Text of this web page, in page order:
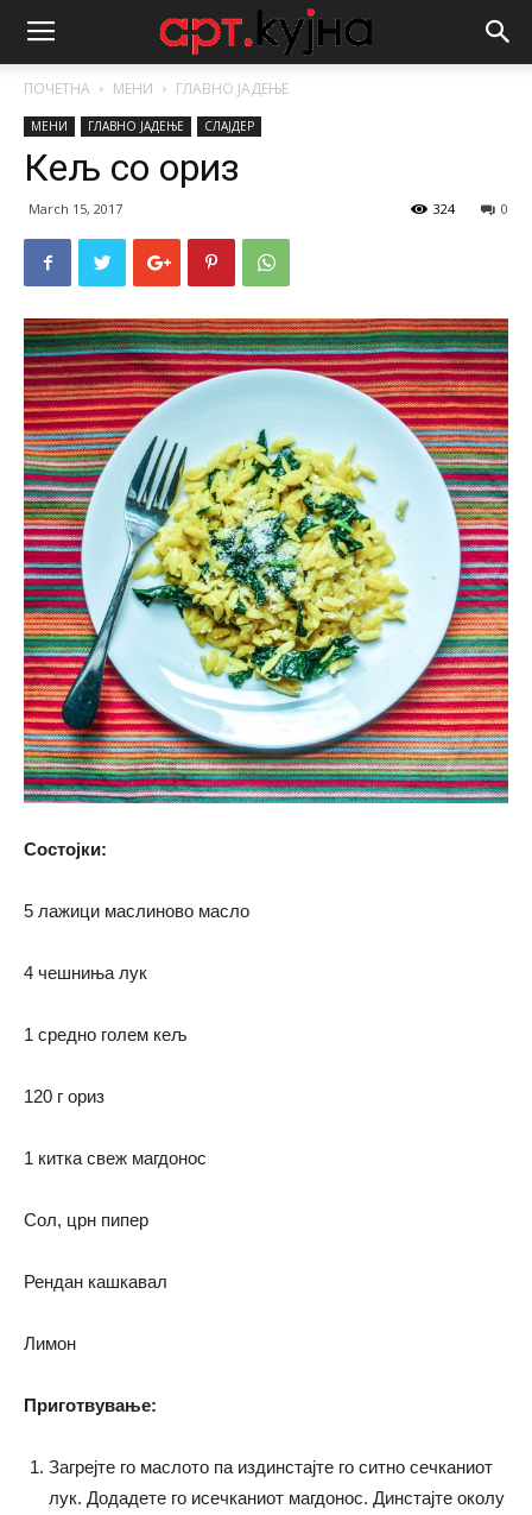
ПОЧЕТНА МЕНИ ГЛАВНО ЈАДЕЊЕ
МЕНИ ГЛАВНО ЈАДЕЊЕ СЛАЈДЕР
Кељ со ориз
March 15, 2017 0
324
Состојки:
5 лажици маслиново масло
4 чешниња лук
1 средно голем кељ
120 г ориз
1 китка свеж магдонос
Сол, црн пипер
Рендан кашкавал
Лимон
Приготвување:
Загрејте го маслото па издинстајте го ситно сечканиот
лук. Додадете го исечканиот магдонос. Динстајте околу